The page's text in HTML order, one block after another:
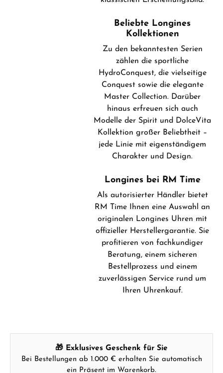
Beliebte Longines
Kollektionen
Zu den bekanntesten Serien
zählen die sportliche
HydroConquest, die vielseitige
Conquest sowie die elegante
Master Collection. Darüber
hinaus erfreuen sich auch
Modelle der Spirit und DolceVita
Kollektion großer Beliebtheit –
jede Linie mit eigenständigem
Charakter und Design.
Longines bei RM Time
Als autorisierter Händler bietet
RM Time Ihnen eine Auswahl an
originalen Longines Uhren mit
offizieller Herstellergarantie. Sie
profitieren von fachkundiger
Beratung, einem sicheren
Bestellprozess und einem
zuverlässigen Service rund um
Ihren Uhrenkauf.
🎁 Exklusives Geschenk für Sie
Bei Bestellungen ab 1.000 € erhalten Sie automatisch
ein Präsent im Warenkorb.